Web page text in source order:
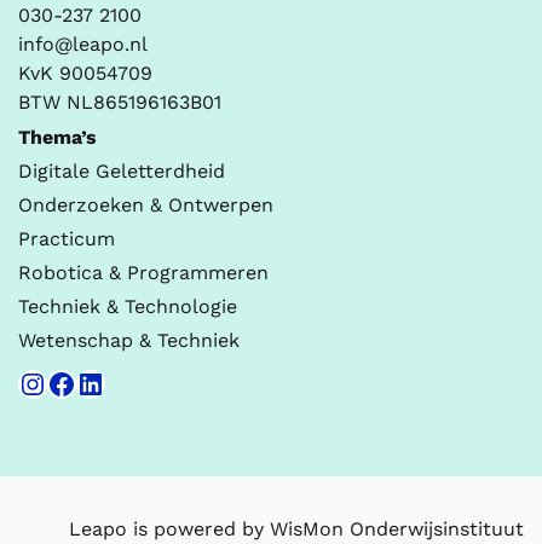
030-237 2100
info@leapo.nl
KvK 90054709
BTW NL865196163B01
Thema’s
Digitale Geletterdheid
Onderzoeken & Ontwerpen
Practicum
Robotica & Programmeren
Techniek & Technologie
Wetenschap & Techniek
Instagram
Facebook
LinkedIn
Leapo is powered by WisMon Onderwijsinstituut